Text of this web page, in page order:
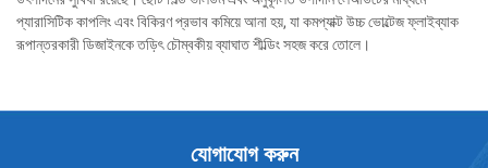
প্যারাসিটিক কাপলিং এবং বিকিরণ প্রভাব কমিয়ে আনা হয়, যা কমপ্যাক্ট উচ্চ ভোল্টেজ ফ্লাইব্যাক
রূপান্তরকারী ডিজাইনকে তড়িৎ চৌম্বকীয় ব্যাঘাত শীল্ডিং সহজ করে তোলে।
যোগাযোগ করুন